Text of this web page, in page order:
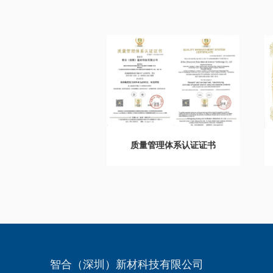
质量管理体系认证证书
智合（深圳）新材科技有限公司